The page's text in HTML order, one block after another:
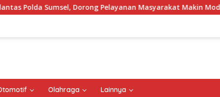
Pelayanan Masyarakat Makin Modern Pemprov
Olahraga Lainnya